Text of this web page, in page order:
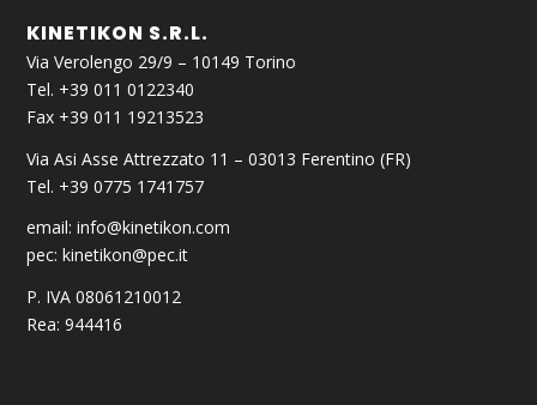
KINETIKON S.R.L.
Via Verolengo 29/9 – 10149 Torino
Tel. +39 011 0122340
Fax +39 011 19213523
Via Asi Asse Attrezzato 11 – 03013 Ferentino (FR)
Tel. +39 0775 1741757
email:info@kinetikon.com
pec:kinetikon@pec.it
P. IVA 08061210012
Rea: 944416